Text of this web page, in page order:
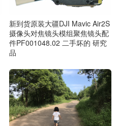
新到货原装大疆DJI Mavic Air2S
摄像头对焦镜头模组聚焦镜头配
件PF001048.02 二手坏的 研究
品